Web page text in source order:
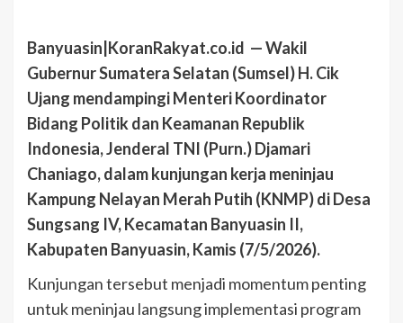
Banyuasin|KoranRakyat.co.id — Wakil
Gubernur Sumatera Selatan (Sumsel) H. Cik
Ujang mendampingi Menteri Koordinator
Bidang Politik dan Keamanan Republik
Indonesia, Jenderal TNI (Purn.) Djamari
Chaniago, dalam kunjungan kerja meninjau
Kampung Nelayan Merah Putih (KNMP) di Desa
Sungsang IV, Kecamatan Banyuasin II,
Kabupaten Banyuasin, Kamis (7/5/2026).
Kunjungan tersebut menjadi momentum penting
untuk meninjau langsung implementasi program